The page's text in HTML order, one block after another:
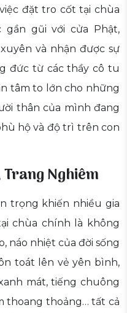
đặt tro cốt tại chùa
gũi với cửa Phật,
và nhận được sự
đức từ các thầy cô tu
tâm to lớn cho những
thân của mình đang
hộ và độ trì trên con
Trang Nghiêm
trọng khiến nhiều gia
chùa chính là không
náo nhiệt của đời sống
toát lên vẻ yên bình,
mát, tiếng chuông
thoang thoảng… tất cả